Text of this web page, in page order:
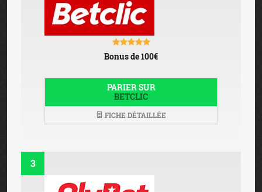
Bonus de 100€
PARIER SUR
BETCLIC
FICHE DÉTAILLÉE
3